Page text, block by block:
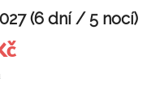
(6 dní / 5 nocí)